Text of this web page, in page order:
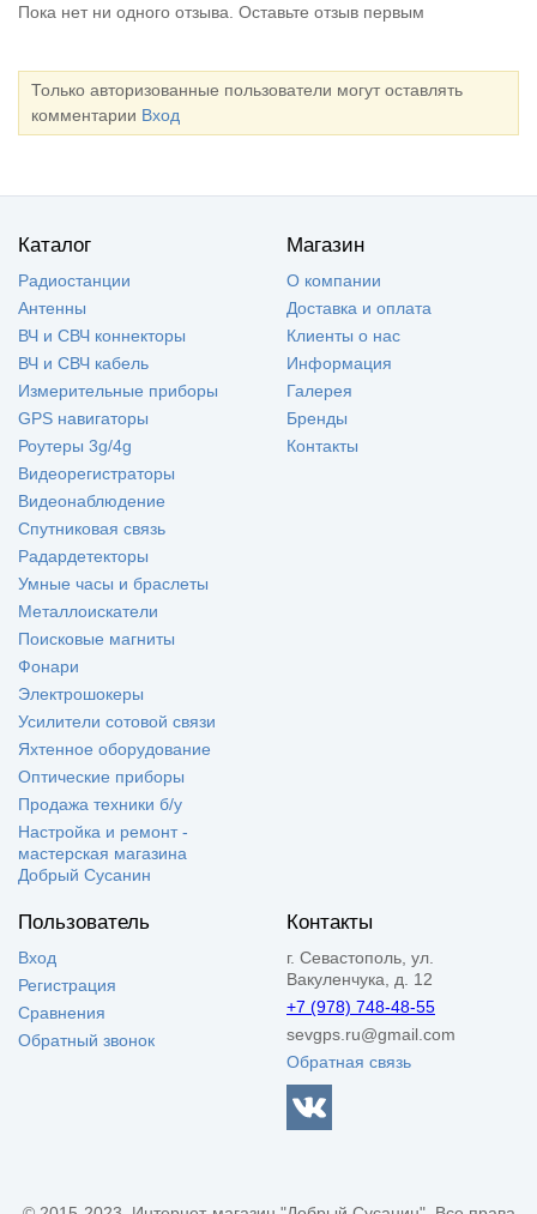
Пока нет ни одного отзыва. Оставьте отзыв первым
Только авторизованные пользователи могут оставлять
комментарии Вход
Каталог
Радиостанции
Антенны
ВЧ и СВЧ коннекторы
ВЧ и СВЧ кабель
Измерительные приборы
GPS навигаторы
Роутеры 3g/4g
Видеорегистраторы
Видеонаблюдение
Спутниковая связь
Радардетекторы
Умные часы и браслеты
Металлоискатели
Поисковые магниты
Фонари
Электрошокеры
Усилители сотовой связи
Яхтенное оборудование
Оптические приборы
Продажа техники б/у
Настройка и ремонт -
мастерская магазина
Добрый Сусанин
Магазин
О компании
Доставка и оплата
Клиенты о нас
Информация
Галерея
Бренды
Контакты
Пользователь
Вход
Регистрация
Сравнения
Обратный звонок
Контакты
г. Севастополь, ул.
Вакуленчука, д. 12
+7 (978) 748-48-55
sevgps.ru@gmail.com
Обратная связь